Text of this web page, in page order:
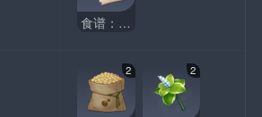
食谱：薄荷豆汤
2 2